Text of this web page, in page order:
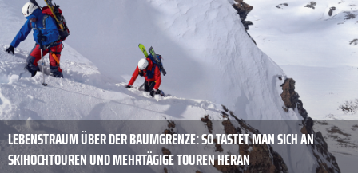
LEBENSTRAUM ÜBER DER BAUMGRENZE: SO TASTET MAN SICH AN
SKIHOCHTOUREN UND MEHRTÄGIGE TOUREN HERAN